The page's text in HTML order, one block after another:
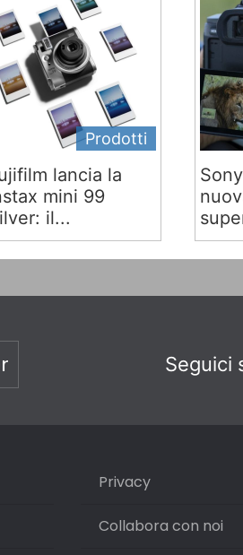
Prodotti
lancia la
mini 99
il...
Seguici
Privacy
Collabora con noi